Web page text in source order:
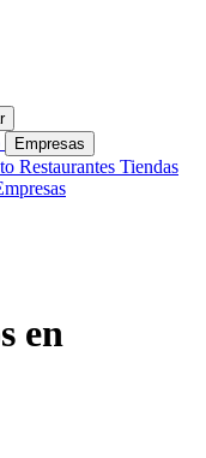
Empresas
Restaurantes Tiendas
en